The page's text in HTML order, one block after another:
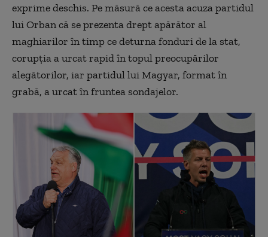
exprime deschis. Pe măsură ce acesta acuza partidul
lui Orban că se prezenta drept apărător al
maghiarilor în timp ce deturna fonduri de la stat,
corupția a urcat rapid în topul preocupărilor
alegătorilor, iar partidul lui Magyar, format în
grabă, a urcat în fruntea sondajelor.